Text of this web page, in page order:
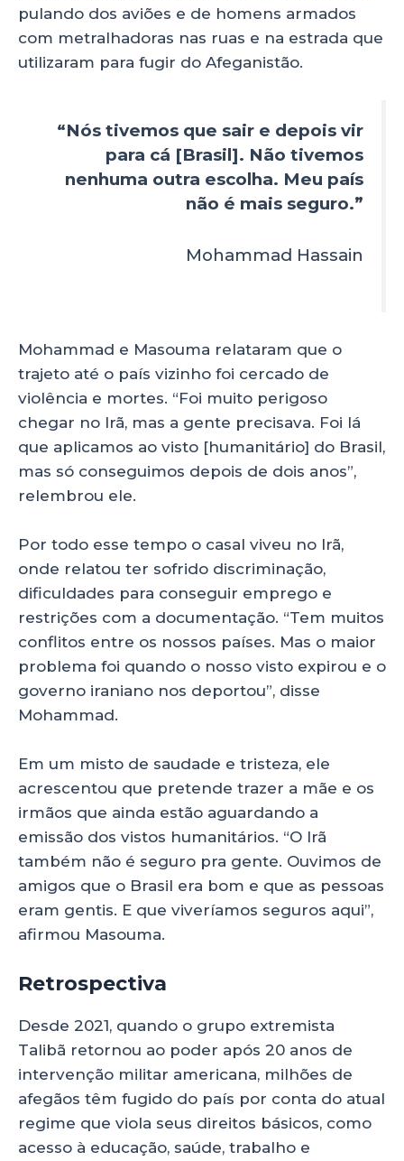
pulando dos aviões e de homens armados
com metralhadoras nas ruas e na estrada que
utilizaram para fugir do Afeganistão.
“Nós tivemos que sair e depois vir
para cá [Brasil]. Não tivemos
nenhuma outra escolha. Meu país
não é mais seguro.”
Mohammad Hassain
Mohammad e Masouma relataram que o
trajeto até o país vizinho foi cercado de
violência e mortes. “Foi muito perigoso
chegar no Irã, mas a gente precisava. Foi lá
que aplicamos ao visto [humanitário] do Brasil,
mas só conseguimos depois de dois anos”,
relembrou ele.
Por todo esse tempo o casal viveu no Irã,
onde relatou ter sofrido discriminação,
dificuldades para conseguir emprego e
restrições com a documentação. “Tem muitos
conflitos entre os nossos países. Mas o maior
problema foi quando o nosso visto expirou e o
governo iraniano nos deportou”, disse
Mohammad.
Em um misto de saudade e tristeza, ele
acrescentou que pretende trazer a mãe e os
irmãos que ainda estão aguardando a
emissão dos vistos humanitários. “O Irã
também não é seguro pra gente. Ouvimos de
amigos que o Brasil era bom e que as pessoas
eram gentis. E que viveríamos seguros aqui”,
afirmou Masouma.
Retrospectiva
Desde 2021, quando o grupo extremista
Talibã retornou ao poder após 20 anos de
intervenção militar americana, milhões de
afegãos têm fugido do país por conta do atual
regime que viola seus direitos básicos, como
acesso à educação, saúde, trabalho e